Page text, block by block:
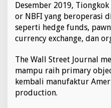
Desember 2019,
or NBFI yang beroperasi
seperti hedge funds,
currency exchange, dan
The Wall Street Journal
mampu raih primary
kembali manufaktur
production.